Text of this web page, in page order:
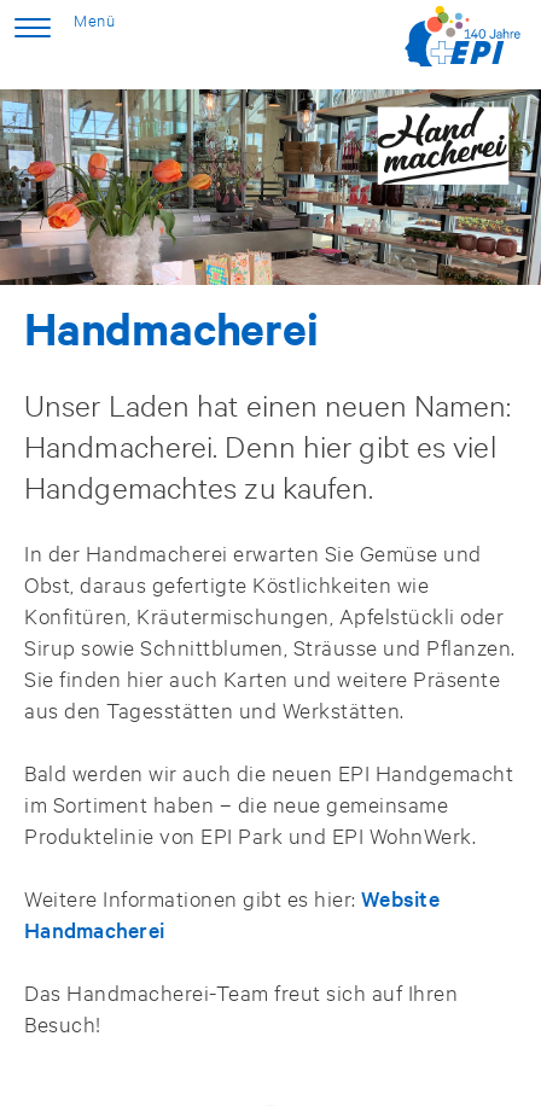
Handmacherei
Unser Laden hat einen neuen Namen:
Handmacherei. Denn hier gibt es viel
Handgemachtes zu kaufen.
In der Handmacherei erwarten Sie Gemüse und
Obst, daraus gefertigte Köstlichkeiten wie
Konfitüren, Kräutermischungen, Apfelstückli oder
Sirup sowie Schnittblumen, Sträusse und Pflanzen.
Sie finden hier auch Karten und weitere Präsente
aus den Tagesstätten und Werkstätten.
Bald werden wir auch die neuen EPI Handgemacht
im Sortiment haben – die neue gemeinsame
Produktelinie von EPI Park und EPI WohnWerk.
Weitere Informationen gibt es hier: Website
Handmacherei
Das Handmacherei-Team freut sich auf Ihren
Besuch!